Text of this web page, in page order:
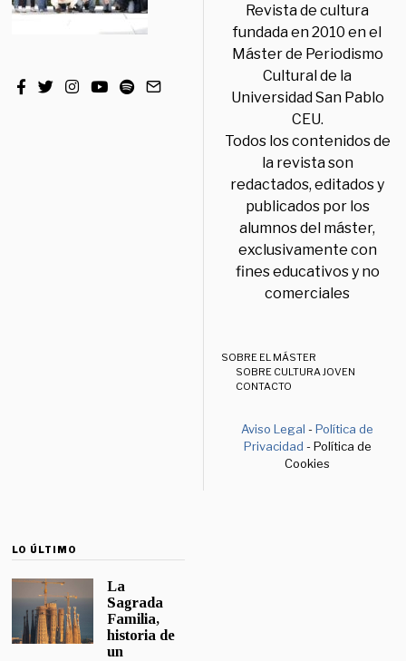
Revista de cultura
fundada en 2010 en el
Máster de Periodismo
Cultural de la
Universidad San Pablo
CEU.
Todos los contenidos de
la revista son
redactados, editados y
publicados por los
alumnos del máster,
exclusivamente con
fines educativos y no
comerciales
SOBRE EL MÁSTER
SOBRE CULTURA JOVEN
CONTACTO
Aviso Legal -Política de
Privacidad - Política de
Cookies
LO ÚLTIMO
La
Sagrada
Familia,
historia de
un